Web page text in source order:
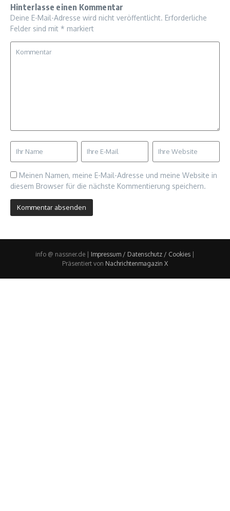
Hinterlasse einen Kommentar
Deine E-Mail-Adresse wird nicht veröffentlicht. Erforderliche
Felder sind mit * markiert
Meinen Namen, meine E-Mail-Adresse und meine Website in
diesem Browser für die nächste Kommentierung speichern.
info @ nassner.de | Impressum / Datenschutz / Cookies
Präsentiert von Nachrichtenmagazin X